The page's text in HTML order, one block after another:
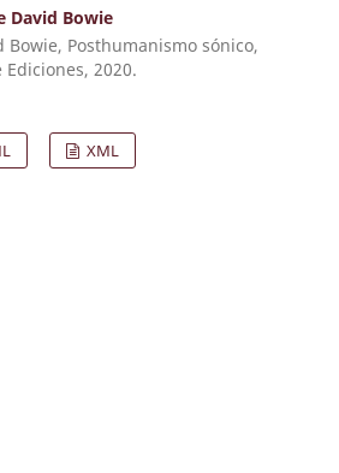
David Bowie
Bowie, Posthumanismo sónico,
2020.
XML